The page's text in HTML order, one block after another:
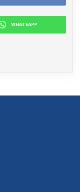
WHATSAPP